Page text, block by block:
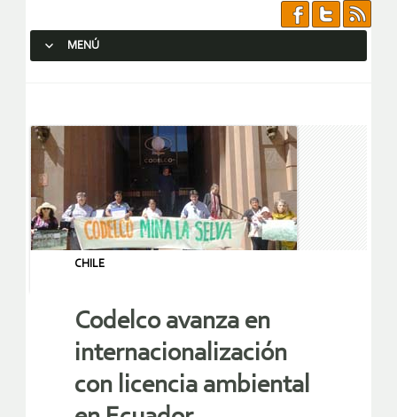
MENÚ
CHILE
Codelco avanza en
internacionalización
con licencia ambiental